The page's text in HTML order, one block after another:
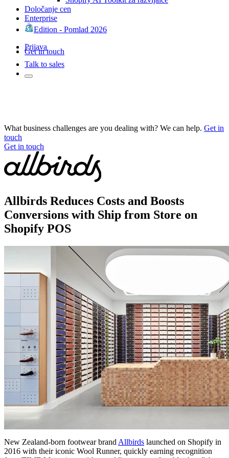
Določanje cen
Enterprise
Edition - Pomlad 2026
Prijava
Get in touch
Talk to sales
What business challenges are you dealing with? We can help. Get in
touch
Get in touch
Allbirds Reduces Costs and Boosts
Conversions with Ship from Store on
Shopify POS
New Zealand-born footwear brand Allbirds launched on Shopify in
2016 with their iconic Wool Runner, quickly earning recognition